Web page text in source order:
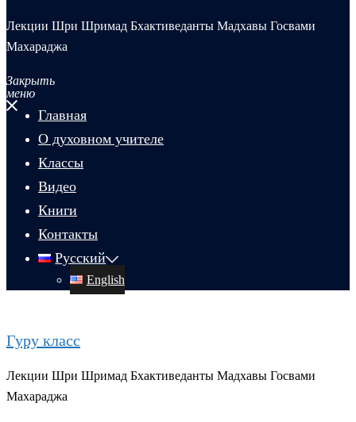
Лекции Шри Шримад Бхактиведанты Мадхавы Госвами
Махараджа
Закрыть
меню
Главная
О духовном учителе
Классы
Видео
Книги
Контакты
Русский
English
Гуру класс
Лекции Шри Шримад Бхактиведанты Мадхавы Госвами
Махараджа